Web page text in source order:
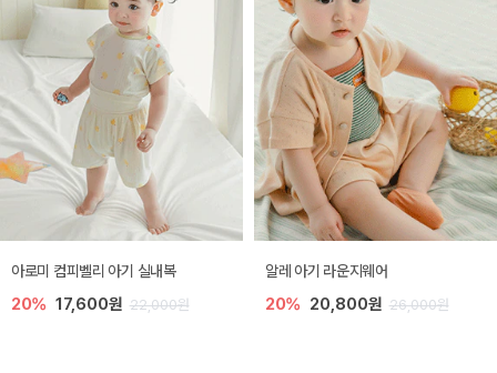
아로미 컴피벨리 아기 실내복
20% 17,600원 22,000원
알레 아기 라운지웨어
20% 20,800원 26,000원